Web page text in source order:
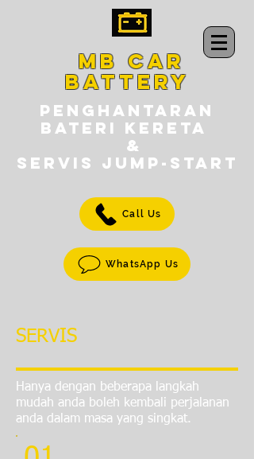
MB CAR
BATTERY
PENGHANTARAN
BATERI KERETA
&
SERVIS jump-START
Call Us
WhatsApp Us
SERVIS
Hanya dengan beberapa langkah
mudah anda boleh kembali perjalanan
anda dalam masa yang singkat.